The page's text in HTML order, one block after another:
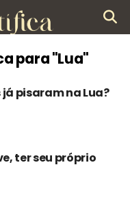
para "Lua"
pisaram na Lua?
ter seu próprio